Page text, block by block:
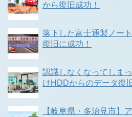
から復旧成功！
落下した富士通製ノー
復旧に成功！
認識しなくなってしま
けHDDからのデータ復
【岐阜県・多治見市】